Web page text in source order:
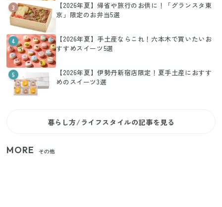
3
【2026年夏】帰省や旅行のお供に！「グランスタ東
京」限定のお弁当5選
4
【2026年夏】手土産ならこれ！六本木で買いたいお
すすめスイーツ5選
5
【2026年夏】伊勢丹新宿店限定！夏手土産におすす
めのスイーツ3選
暮らし方/ライフスタイルの記事を見る
MORE その他